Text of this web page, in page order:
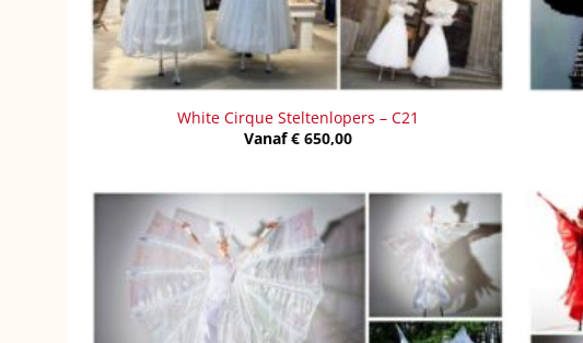
White Cirque Steltenlopers – C21
Vanaf€650,00